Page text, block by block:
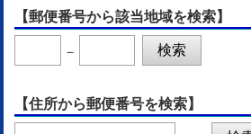
【郵便番号から該当地域を検索】
－
【住所から郵便番号を検索】